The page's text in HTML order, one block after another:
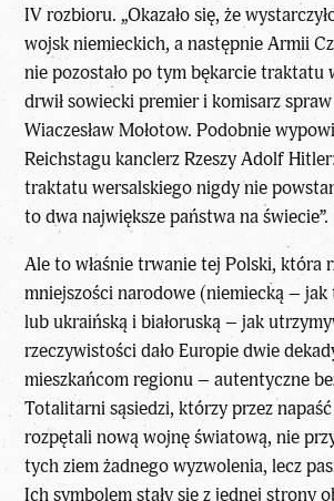
IV rozbioru. „Okazało się, że
wojsk niemieckich, a następnie Armii
nie pozostało po tym bękarcie traktatu
drwił sowiecki premier i komisarz
Wiaczesław Mołotow. Podobnie
Reichstagu kanclerz Rzeszy Adolf
traktatu wersalskiego nigdy nie
to dwa największe państwa na świecie”.
Ale to właśnie trwanie tej Polski, która
mniejszości narodowe (niemiecką –
lub ukraińską i białoruską – jak
rzeczywistości dało Europie dwie
mieszkańcom regionu – autentyczne
Totalitarni sąsiedzi, którzy przez
rozpętali nową wojnę światową, nie
tych ziem żadnego wyzwolenia, lecz
Ich symbolem stały się z jednej strony